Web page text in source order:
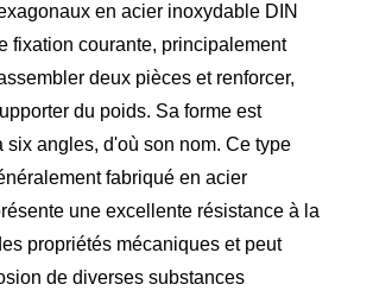
en acier inoxydable DIN
fixation courante, principalement
deux pièces et renforcer,
du poids. Sa forme est
six angles, d'où son nom. Ce type
fabriqué en acier
une excellente résistance à la
propriétés mécaniques et peut
de diverses substances